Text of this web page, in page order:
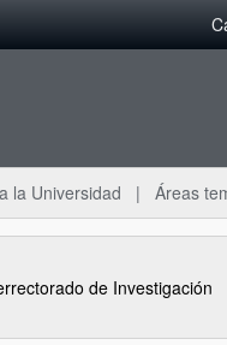
la Universidad Áreas
de Investigación